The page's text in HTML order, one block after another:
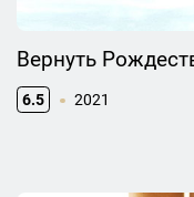
Вернуть
6.5 2021